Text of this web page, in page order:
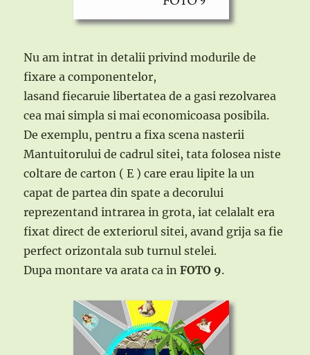
Nu am intrat in detalii privind modurile de
fixare a componentelor,
lasand fiecaruie libertatea de a gasi rezolvarea
cea mai simpla si mai economicoasa posibila.
De exemplu, pentru a fixa scena nasterii
Mantuitorului de cadrul sitei, tata folosea niste
coltare de carton ( E ) care erau lipite la un
capat de partea din spate a decorului
reprezentand intrarea in grota, iat celalalt era
fixat direct de exteriorul sitei, avand grija sa fie
perfect orizontala sub turnul stelei.
Dupa montare va arata ca inFOTO 9.